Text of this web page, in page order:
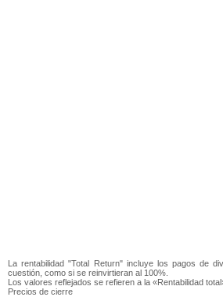
La rentabilidad "Total Return" incluye los pagos de
cuestión, como si se reinvirtieran al 100%.
Los valores reflejados se refieren a la «Rentabilidad
Precios de cierre